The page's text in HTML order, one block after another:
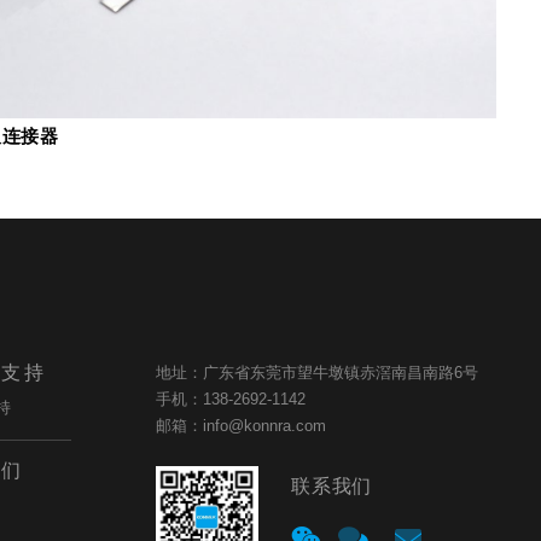
接器
持
地址：广东省东莞市望牛墩镇赤滘南昌南路6号
手机：138-2692-1142
邮箱：info@konnra.com
联系我们